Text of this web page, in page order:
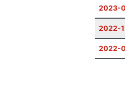
2023-
2022-
2022-